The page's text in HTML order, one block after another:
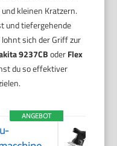
kleinen Kratzern.
und tiefergehende
sich der Griff zur
9237CBoderFlex
du so effektiver
ANGEBOT